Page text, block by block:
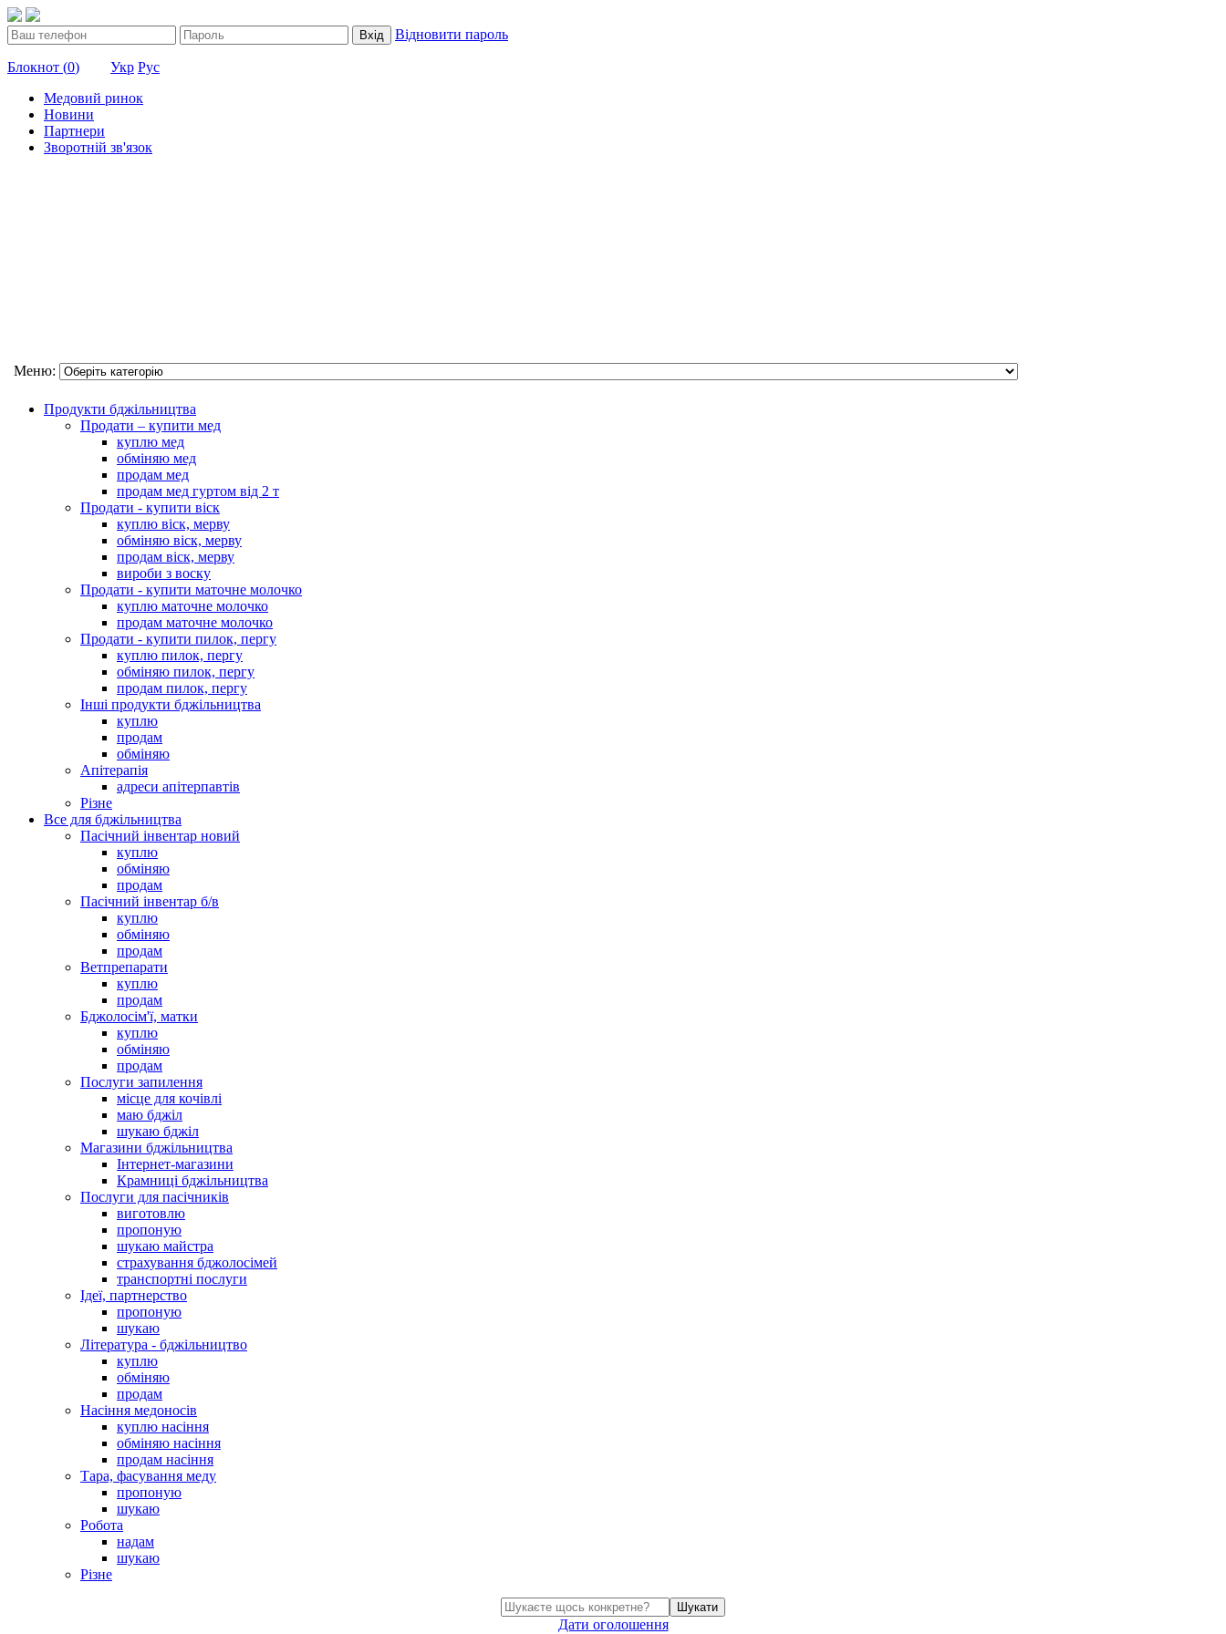
Вхід Відновити пароль
Блокнот (0) Укр Рус
Медовий ринок
Новини
Партнери
Зворотній зв'язок
Меню:
Продукти бджільництва
Продати – купити мед
куплю мед
обміняю мед
продам мед
продам мед гуртом від 2 т
Продати - купити віск
куплю віск, мерву
обміняю віск, мерву
продам віск, мерву
вироби з воску
Продати - купити маточне молочко
куплю маточне молочко
продам маточне молочко
Продати - купити пилок, пергу
куплю пилок, пергу
обміняю пилок, пергу
продам пилок, пергу
Інші продукти бджільництва
куплю
продам
обміняю
Апітерапія
адреси апітерпавтів
Різне
Все для бджільництва
Пасічний інвентар новий
куплю
обміняю
продам
Пасічний інвентар б/в
куплю
обміняю
продам
Ветпрепарати
куплю
продам
Бджолосім'ї, матки
куплю
обміняю
продам
Послуги запилення
місце для кочівлі
маю бджіл
шукаю бджіл
Магазини бджільництва
Інтернет-магазини
Крамниці бджільництва
Послуги для пасічників
виготовлю
пропоную
шукаю майстра
страхування бджолосімей
транспортні послуги
Ідеї, партнерство
пропоную
шукаю
Література - бджільництво
куплю
обміняю
продам
Насіння медоносів
куплю насіння
обміняю насіння
продам насіння
Тара, фасування меду
пропоную
шукаю
Робота
надам
шукаю
Різне
Шукати
Дати оголошення